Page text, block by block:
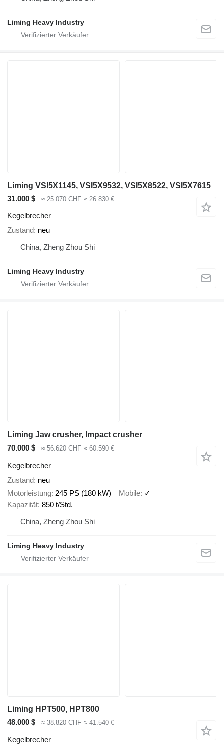
Liming Heavy Industry
Liming VSI5X1145, VSI5X9532, VSI5X8522, VSI5X7615
31.000 $
≈ 25.070 CHF ≈ 26.830 €
Kegelbrecher
Zustand neu
China, Zheng Zhou Shi
Liming Heavy Industry
Liming Jaw crusher, Impact crusher
70.000 $
≈ 56.620 CHF ≈ 60.590 €
Kegelbrecher
Zustand neu
Motorleistung 245 PS (180 kW) Mobile ✓
Kapazität 850 t/Std.
China, Zheng Zhou Shi
Liming Heavy Industry
Liming HPT500, HPT800
48.000 $
≈ 38.820 CHF ≈ 41.540 €
Kegelbrecher